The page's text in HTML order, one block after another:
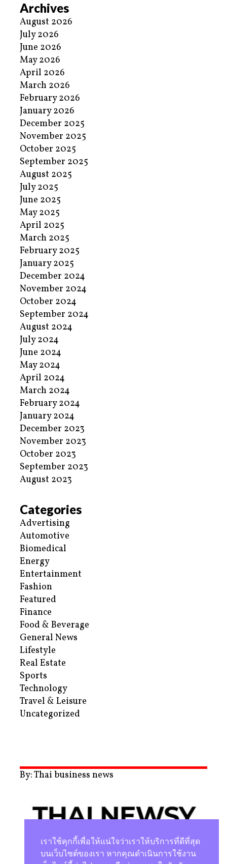
Archives
August 2026
July 2026
June 2026
May 2026
April 2026
March 2026
February 2026
January 2026
December 2025
November 2025
October 2025
September 2025
August 2025
July 2025
June 2025
May 2025
April 2025
March 2025
February 2025
January 2025
December 2024
November 2024
October 2024
September 2024
August 2024
July 2024
June 2024
May 2024
April 2024
March 2024
February 2024
January 2024
December 2023
November 2023
October 2023
September 2023
August 2023
Categories
Advertising
Automotive
Biomedical
Energy
Entertainment
Fashion
Featured
Finance
Food & Beverage
General News
Lifestyle
Real Estate
Sports
Technology
Travel & Leisure
Uncategorized
By: Thai business news
เราใช้คุกกี้เพื่อให้แน่ใจว่าเราให้บริการที่ดีที่สุด
บนเว็บไซต์ของเรา หากคุณดำเนินการใช้งาน